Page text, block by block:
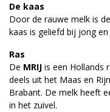
De kaas
Door de rauwe melk is
kaas is geliefd bij jong
Ras
De MRIJ is een Hollands
deels uit het Maas en
Brabant. De melk heeft
in het zuivel.